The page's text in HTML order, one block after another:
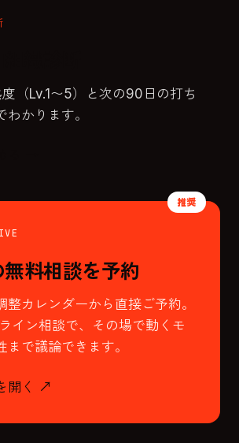
（Lv.1〜5）と次の90日の打ち
わかります。
料相談を予約
整カレンダーから直接ご予約。
イン相談で、その場で動くモ
まで議論できます。
開く ↗